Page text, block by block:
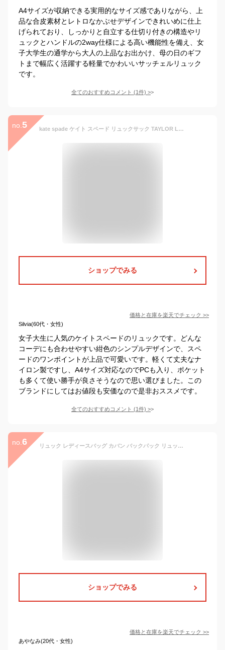
A4サイズが収納できる実用的なサイズ感でありながら、上
品な合皮素材とレトロなかぶせデザインできれいめに仕上
げられており、しっかりと自立する仕切り付きの構造やリ
ュックとハンドルの2way仕様による高い機能性を備え、女
子大学生の通学から大人の上品なお出かけ、母の日のギフ
トまで幅広く活躍する軽量でかわいいサッチェルリュック
です。
全てのおすすめコメント (1件) >
no. 5 kate spade ケイト スペード リュックサック TAYLOR LARGE Backpack テイラー ラージ バックパック PXRUA423 レディース ナイロン ロゴ 鞄 LaG Onlinestore
ショップでみる
価格と在庫を楽天でチェック >>
Silvia(60代・女性)
女子大生に人気のケイトスペードのリュックです。どんな
コーデにも合わせやすい紺色のシンプルデザインで、スペ
ードのワンポイントが上品で可愛いです。軽くて丈夫なナ
イロン製ですし、A4サイズ対応なのでPCも入り、ポケット
も多くて使い勝手が良さそうなので思い選びました。この
ブランドにしてはお値段も安価なので是非おススメです。
全てのおすすめコメント (1件) >
no. 6 リュック レディースバッグ カバン バックパック リュックサック 大容量 大きめ リュックバッグ 2way 3way バッグ 肩掛け カジュアル 鞄 かばん カバン ファスナー 無地 女子 大学生 撥水 軽量 軽い 通勤 通学 a4 丈夫 大人 おしゃれ 上品 旅行 女性
ショップでみる
価格と在庫を楽天でチェック >>
あやなみ(20代・女性)